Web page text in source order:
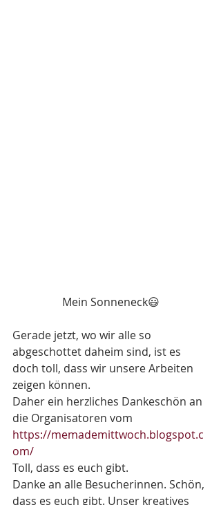
Mein Sonneneck😃
Gerade jetzt, wo wir alle so
abgeschottet daheim sind, ist es
doch toll, dass wir unsere Arbeiten
zeigen können.
Daher ein herzliches Dankeschön an
die Organisatoren vom
https://memademittwoch.blogspot.c
om/
Toll, dass es euch gibt.
Danke an alle Besucherinnen. Schön,
dass es euch gibt. Unser kreatives